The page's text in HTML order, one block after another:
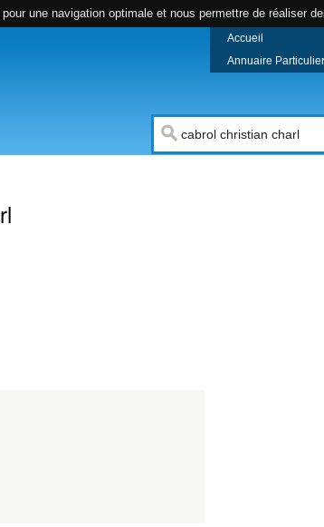
une navigation optimale et nous permettre de réaliser
Accueil
Annuaire